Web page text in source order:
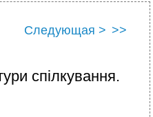
Следующая > >>
спілкування.